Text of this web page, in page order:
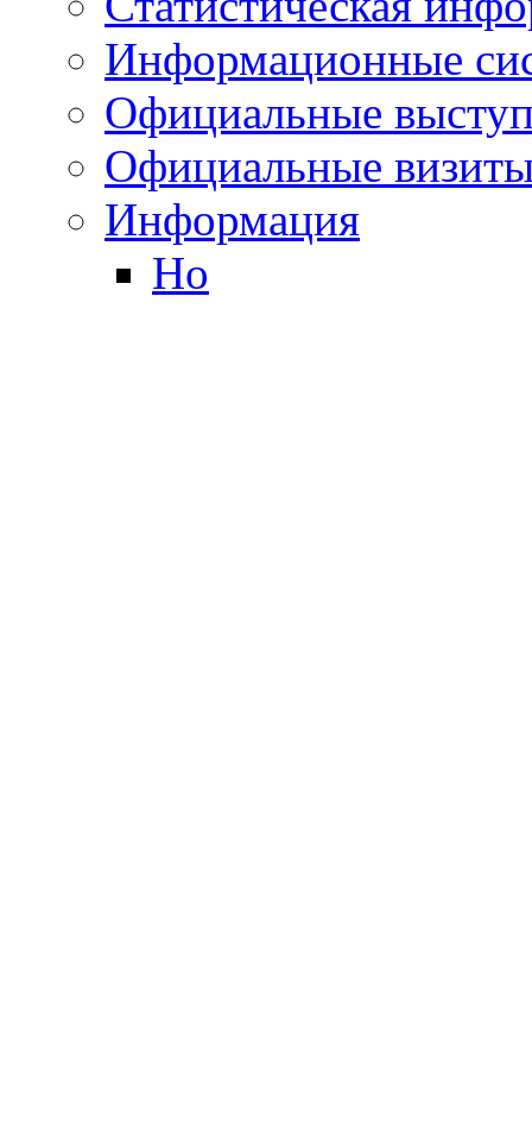
Информационные
Официальные
Официальные
Информация
Но